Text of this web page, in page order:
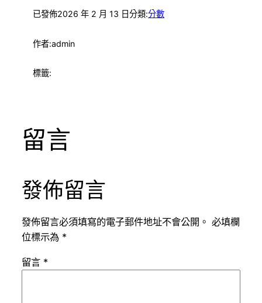
已發佈2026 年 2 月 13 日分類:分數
作者:admin
標籤:
留言
發佈留言
發佈留言必須填寫的電子郵件地址不會公開。 必填欄
位標示為 *
留言 *